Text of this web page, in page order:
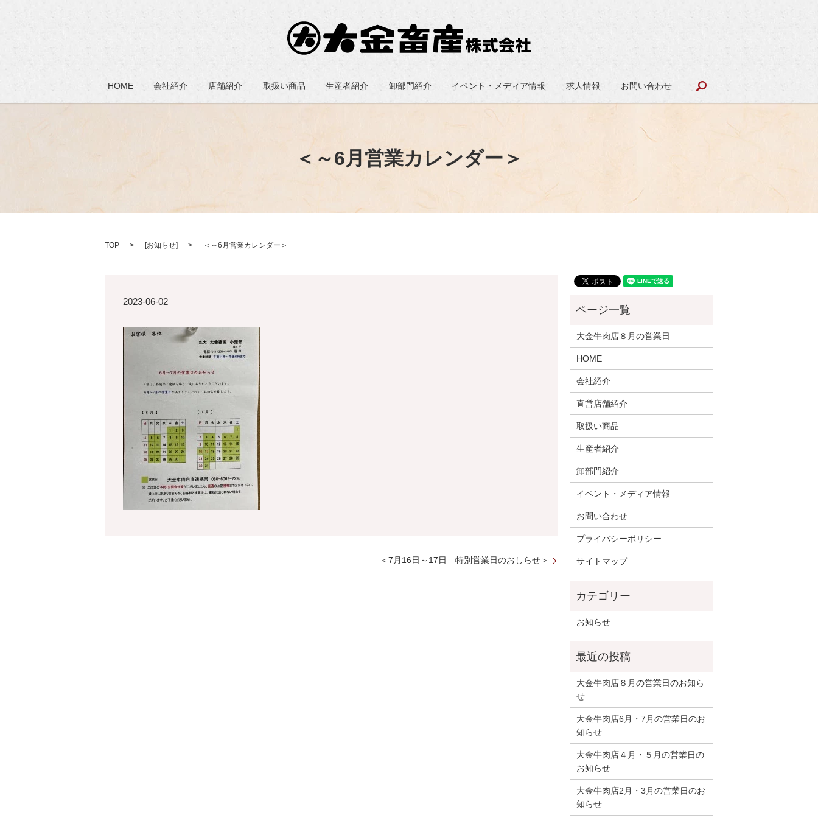
HOME 会社紹介 店舗紹介 取扱い商品 生産者紹介 卸部門紹介 イベント・メディア情報 求人情報 お問い合わせ search
＜～6月営業カレンダー＞
TOP [お知らせ] ＜～6月営業カレンダー＞
2023-06-02
＜7月16日～17日 特別営業日のおしらせ＞
大金牛肉店８月の営業日
HOME
会社紹介
直営店舗紹介
取扱い商品
生産者紹介
卸部門紹介
イベント・メディア情報
お問い合わせ
プライバシーポリシー
サイトマップ
お知らせ
大金牛肉店８月の営業日のお知ら
せ
大金牛肉店6月・7月の営業日のお
知らせ
大金牛肉店４月・５月の営業日の
お知らせ
大金牛肉店2月・3月の営業日のお
知らせ